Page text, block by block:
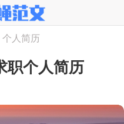
个人简历
职个人简历